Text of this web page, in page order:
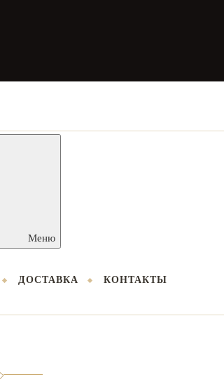
Меню
ДОСТАВКА КОНТАКТЫ